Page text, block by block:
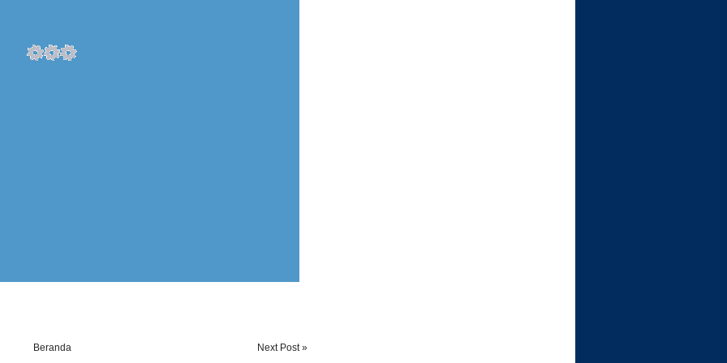
Next Post »
Beranda